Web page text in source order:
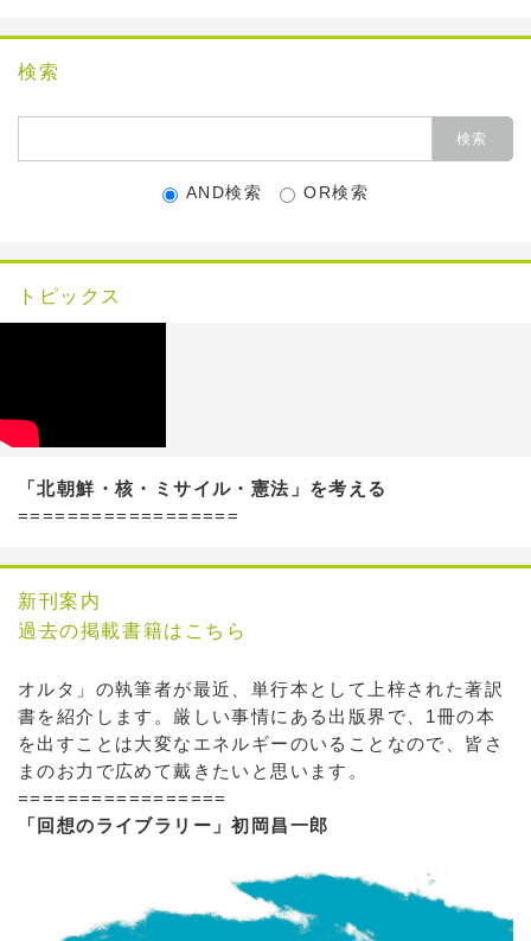
検索
AND検索 OR検索
トピックス
「北朝鮮・核・ミサイル・憲法」を考える
==================
新刊案内
過去の掲載書籍はこちら
オルタ」の執筆者が最近、単行本として上梓された著訳
書を紹介します。厳しい事情にある出版界で、1冊の本
を出すことは大変なエネルギーのいることなので、皆さ
まのお力で広めて戴きたいと思います。
=================
「回想のライブラリー」初岡昌一郎